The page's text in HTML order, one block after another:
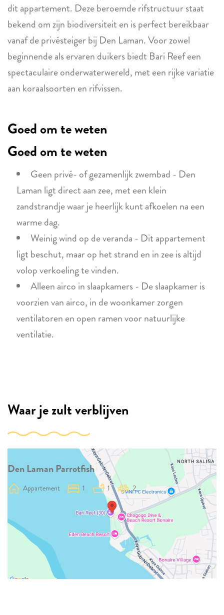
dit appartement. Deze beroemde rifstructuur staat
bekend om zijn biodiversiteit en is perfect bereikbaar
vanaf de privésteiger bij Den Laman. Voor zowel
beginnende als ervaren duikers biedt Bari Reef een
spectaculaire onderwaterwereld, met een rijke variatie
aan koraalsoorten en rifvissen.
Goed om te weten
Goed om te weten
Geen privé- of gezamenlijk zwembad - Den
Laman ligt direct aan zee, met een klein
zandstrandje waar je heerlijk kunt afkoelen na een
warme dag.
Weinig wind op de veranda - Dit appartement
ligt beschut, maar op het strand en in zee is altijd
volop verkoeling te vinden.
Alleen airco in slaapkamers - De slaapkamer is
voorzien van airco, in de woonkamer zorgen
ventilatoren en open ramen voor natuurlijke
ventilatie.
Waar je zult verblijven
Den Laman Parrotfish
Appartement 1 1 2